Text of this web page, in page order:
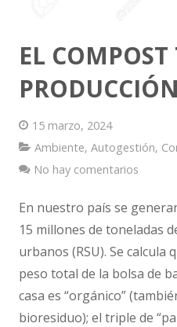
EL
PRODUCCIÓN
15 marzo, 2024
Ambiente, Autogestión,
No hay comentarios
En nuestro país se
15 millones de toneladas
urbanos (RSU). Se calcula
peso total de la bolsa de
casa es “orgánico”
bioresiduo); el triple de